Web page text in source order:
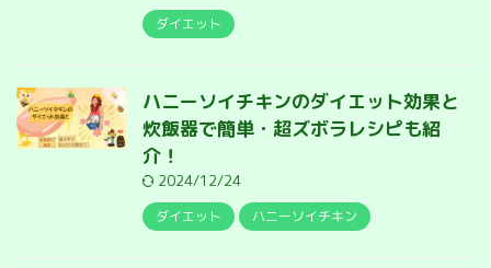
ダイエット
ハニーソイチキンのダイエット効果と
炊飯器で簡単・超ズボラレシピも紹
介！
2024/12/24
ダイエット ハニーソイチキン